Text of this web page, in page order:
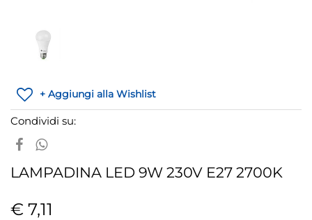
+ Aggiungi alla Wishlist
Condividi su:
LAMPADINA LED 9W 230V E27 2700K
€ 7,11